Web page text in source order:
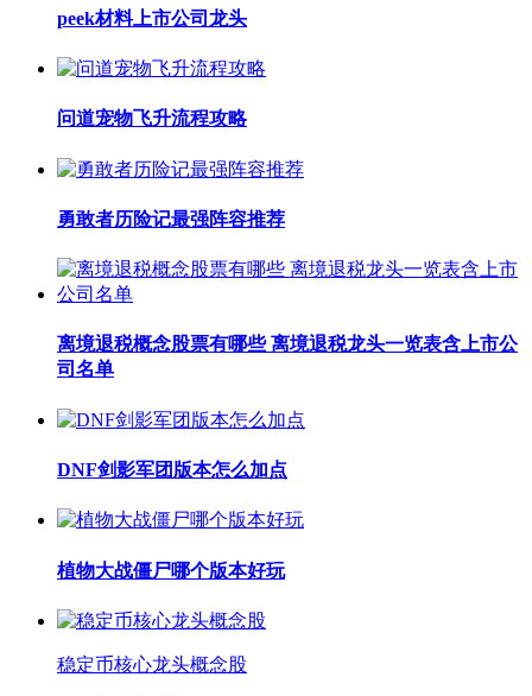
peek材料上市公司龙头
问道宠物飞升流程攻略
勇敢者历险记最强阵容推荐
离境退税概念股票有哪些 离境退税龙头一览表含上市公
司名单
DNF剑影军团版本怎么加点
植物大战僵尸哪个版本好玩
稳定币核心龙头概念股